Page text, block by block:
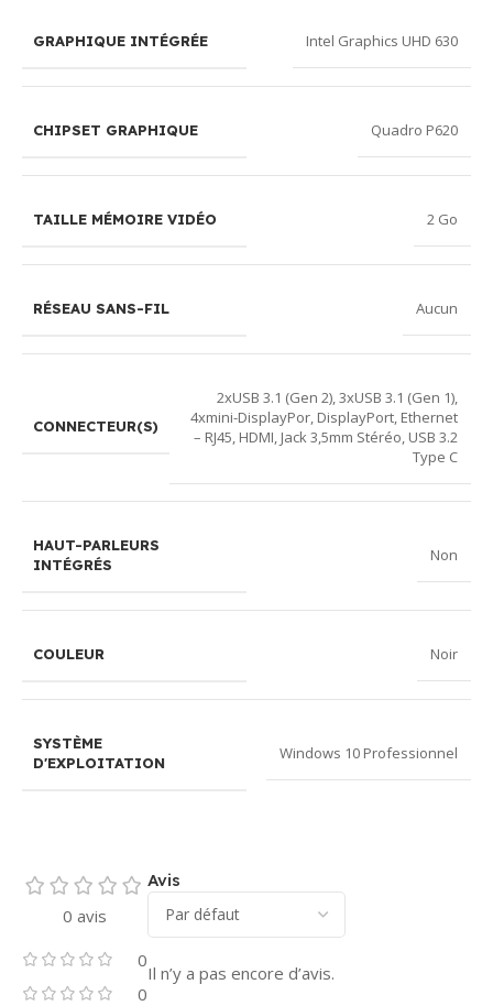
GRAPHIQUE INTÉGRÉE Intel Graphics UHD 630
CHIPSET GRAPHIQUE Quadro P620
TAILLE MÉMOIRE VIDÉO 2 Go
RÉSEAU SANS-FIL Aucun
CONNECTEUR(S)
2xUSB 3.1 (Gen 2),3xUSB 3.1 (Gen 1),
4xmini-DisplayPor, DisplayPort, Ethernet
– RJ45, HDMI, Jack 3,5mm Stéréo, USB 3.2
Type C
HAUT-PARLEURS
INTÉGRÉS
Non
COULEUR Noir
SYSTÈME
D'EXPLOITATION
Windows 10 Professionnel
0 avis
0
0
Avis
Il n’y a pas encore d’avis.